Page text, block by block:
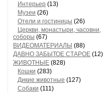
Интерьер (13)
Музеи (26)
Отели и гостиницы (26)
Церкви, монастыри, часовни,
соборы (67)
ВИДЕОМАТЕРИАЛЫ (88)
ДАВНО ЗАБЫТОЕ СТАРОЕ (12)
ЖИВОТНЫЕ (828)
Кошки (283)
Дикие животные (127)
Собаки (111)